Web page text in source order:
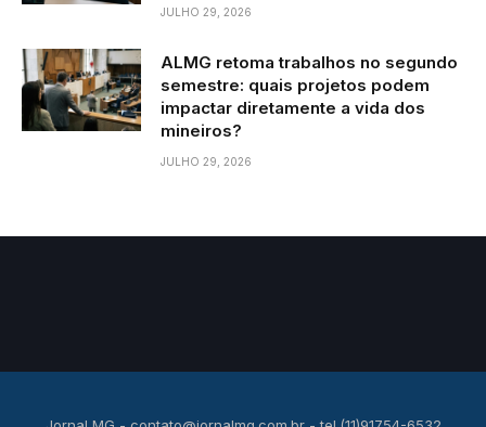
JULHO 29, 2026
ALMG retoma trabalhos no segundo
semestre: quais projetos podem
impactar diretamente a vida dos
mineiros?
JULHO 29, 2026